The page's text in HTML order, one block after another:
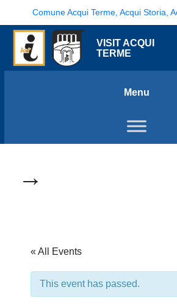
Comune Acqui Terme, Acqui Storia,
VISIT ACQUI
TERME
Menu
→
« All Events
This event has passed.